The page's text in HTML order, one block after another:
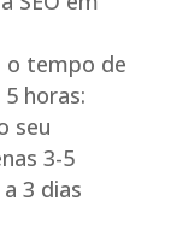
o tempo de
horas:
seu
3-5
3 dias